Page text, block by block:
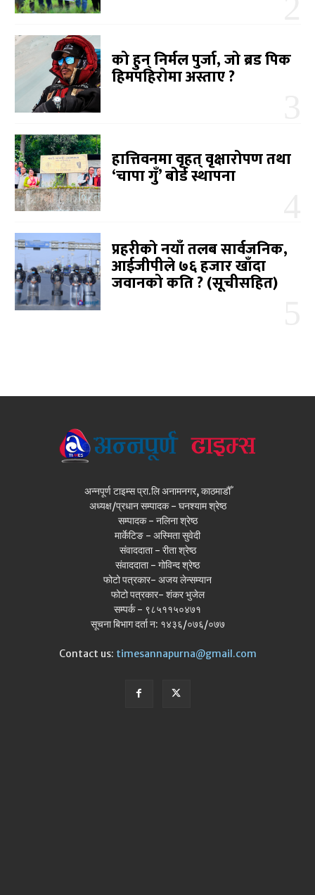
को हुन् निर्मल पुर्जा, जो ब्रड पिक
हिमपहिरोमा अस्ताए ?
हात्तिवनमा वृहत् वृक्षारोपण तथा
‘चापा गुँ’ बोर्ड स्थापना
प्रहरीको नयाँ तलब सार्वजनिक,
आईजीपीले ७६ हजार खाँदा
जवानको कति ? (सूचीसहित)
अन्नपूर्ण टाइम्स प्रा.लि अनामनगर, काठमाडौँ
अध्यक्ष/प्रधान सम्पादक - घनश्याम श्रेष्ठ
सम्पादक - नलिना श्रेष्ठ
मार्केटिङ - अस्मिता सुवेदी
संवाददाता - रीता श्रेष्ठ
संवाददाता - गोविन्द श्रेष्ठ
फोटो पत्रकार- अजय लेन्सम्यान
फोटो पत्रकार- शंकर भुजेल
सम्पर्क - ९८५११५०४७१
सूचना बिभाग दर्ता न: १४३६/०७६/०७७
Contact us: timesannapurna@gmail.com